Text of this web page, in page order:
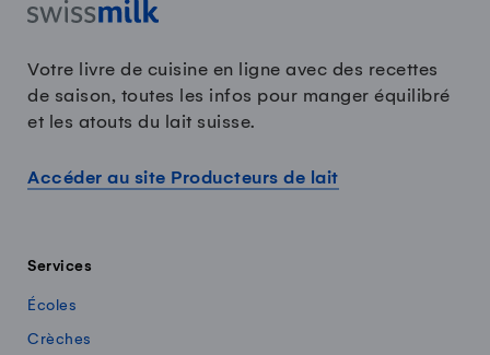
Votre livre de cuisine en ligne avec des recettes
de saison, toutes les infos pour manger équilibré
et les atouts du lait suisse.
Accéder au site Producteurs de lait
Services
Écoles
Crèches